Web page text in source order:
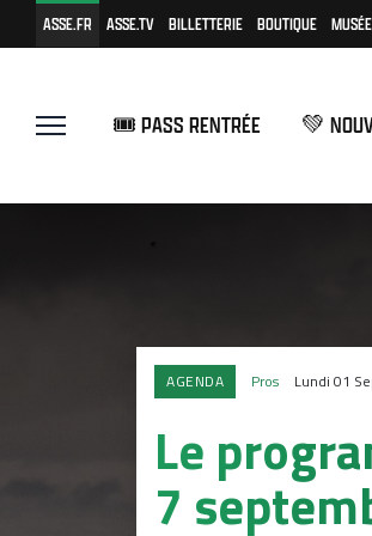
ASSE.FR ASSE.TV BILLETTERIE BOUTIQUE MUSÉE
🎟️ PASS RENTRÉE 💚
AGENDA Pros Lundi 01
Le
7